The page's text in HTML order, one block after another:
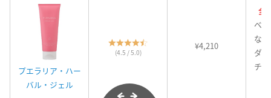
プエラリア・ハー
バル・ジェル
(4.5 / 5.0)
¥4,210
全
ベ
な
ダ
チ